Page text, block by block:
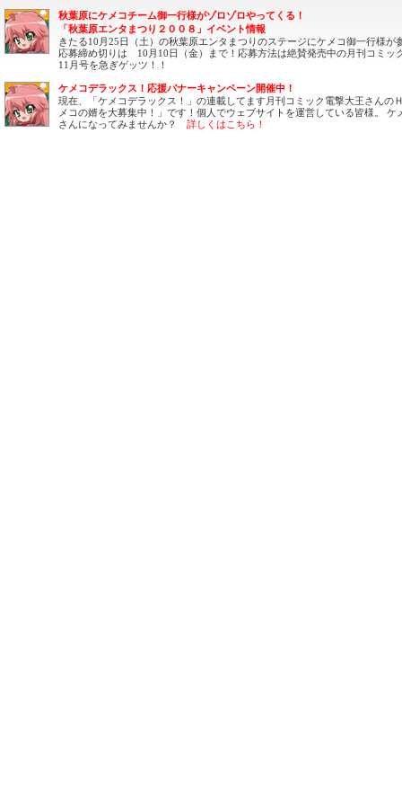
秋葉原にケメコチーム御一行様がゾロゾロやってくる！
「秋葉原エンタまつり２００８」イベント情報
きたる10月25日（土）の秋葉原エンタまつりのステージにケメコ御一行様が
応募締め切りは 10月10日（金）まで！応募方法は絶賛発売中の月刊コミッ
11月号を急ぎゲッツ！！
ケメコデラックス！応援バナーキャンペーン開催中！
現在、「ケメコデラックス！」の連載してます月刊コミック電撃大王さんの
メコの婿を大募集中！」です！個人でウェブサイトを運営している皆様。 ケ
さんになってみませんか？ 詳しくはこちら！